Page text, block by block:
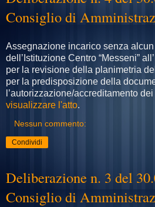
Consiglio di
Assegnazione incarico senza
dell’Istituzione Centro “Messeni”
per la revisione della planimetria
per la predisposizione della
l’autorizzazione/accreditamento
visualizzare l'atto.
Nessun commento:
Condividi
Deliberazione n. 3 del
Consiglio di